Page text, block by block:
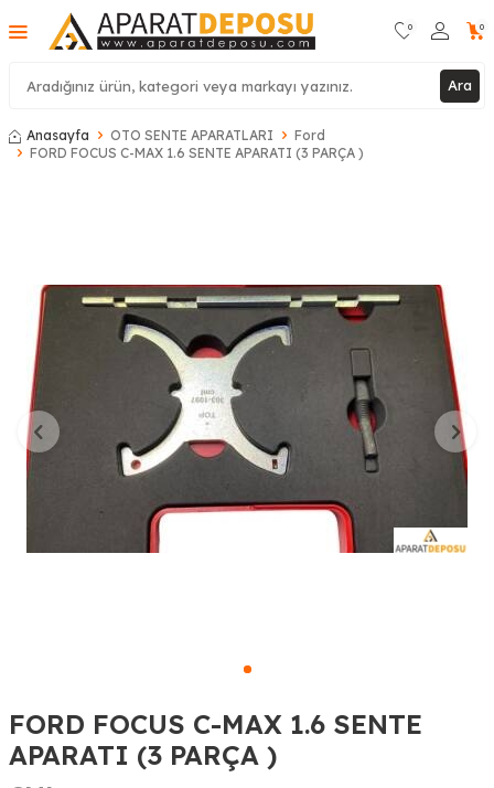
Ara
0 0
Anasayfa OTO SENTE APARATLARI
Ford
FORD FOCUS C-MAX 1.6 SENTE APARATI (3 PARÇA )
FORD FOCUS C-MAX 1.6 SENTE
APARATI (3 PARÇA )